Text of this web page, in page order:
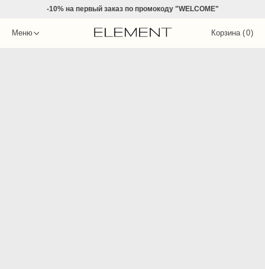
-10% напервый заказ по промокоду "WELCOME"
Корзина (
Меню )
0